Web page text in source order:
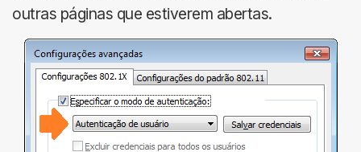
outras páginas que estiverem abertas.